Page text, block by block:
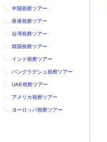
中国視察ツアー
香港視察ツアー
台湾視察ツアー
韓国視察ツアー
インド視察ツアー
バングラデシュ視察ツアー
UAE視察ツアー
アメリカ視察ツアー
ヨーロッパ視察ツアー